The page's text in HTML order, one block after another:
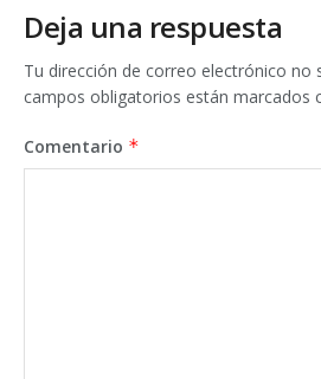
Deja una respuesta
Tu dirección de correo electrónico no
campos obligatorios están marcados
Comentario *